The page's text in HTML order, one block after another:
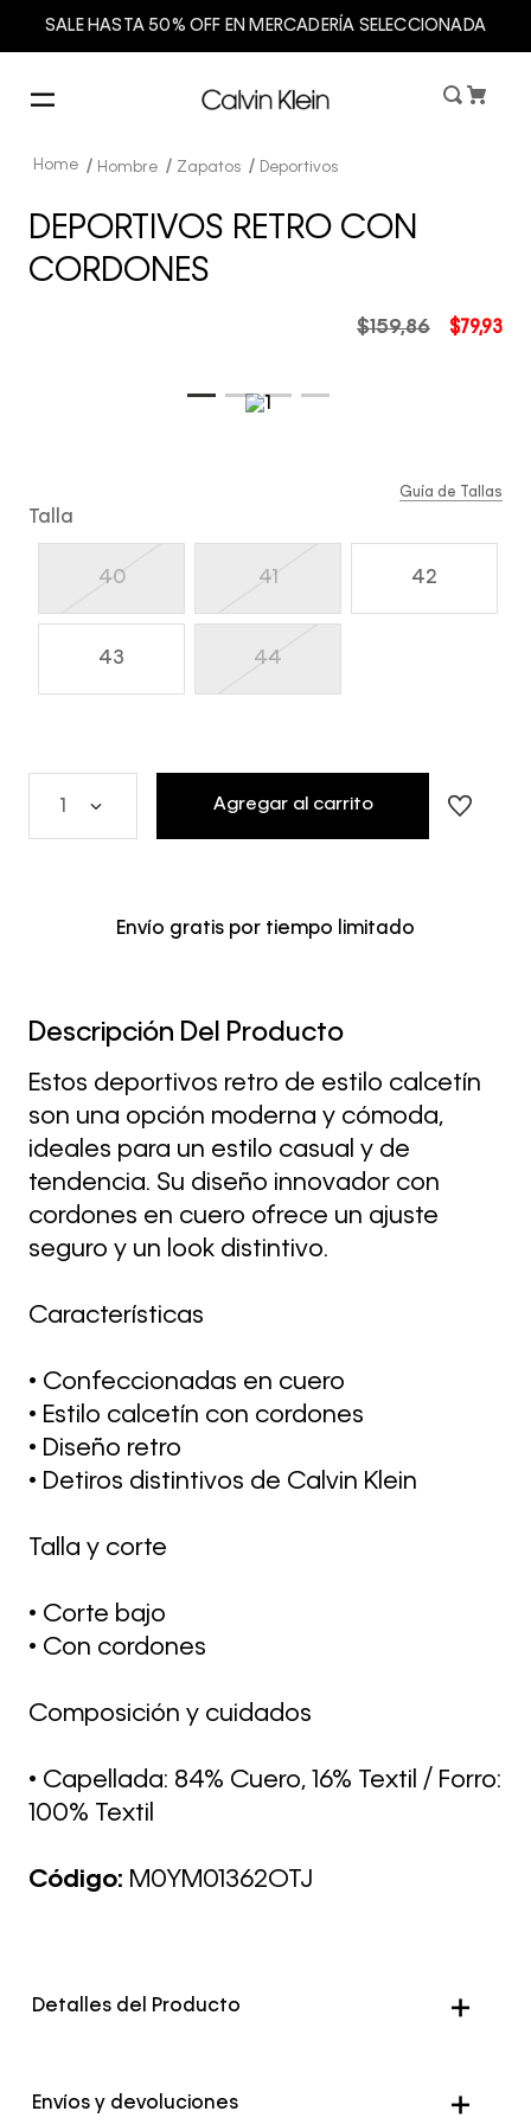
SALE HASTA 50% OFF EN MERCADERÍA SELECCIONADA
Hombre Zapatos Deportivos
DEPORTIVOS RETRO CON
CORDONES
$79,93
$159,86
Talla
40 41 42
43 44
Guía de Tallas
Agregar al carrito
Envío gratis por tiempo limitado
Descripción Del Producto
Estos deportivos retro de estilo calcetín
son una opción moderna y cómoda,
ideales para un estilo casual y de
tendencia. Su diseño innovador con
cordones en cuero ofrece un ajuste
seguro y un look distintivo.
Características
• Confeccionadas en cuero
• Estilo calcetín con cordones
• Diseño retro
• Detiros distintivos de Calvin Klein
Talla y corte
• Corte bajo
• Con cordones
Composición y cuidados
• Capellada: 84% Cuero, 16% Textil / Forro:
100% Textil
Código: M0YM01362OTJ
Detalles del Producto
Color Negro
Envíos y devoluciones